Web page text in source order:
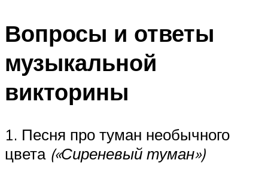
Вопросы и ответы
музыкальной
викторины
1. Песня про туман необычного
цвета («Сиреневый туман»)